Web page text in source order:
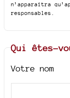
n’apparaîtra
responsables.
Qui êtes-
Votre nom